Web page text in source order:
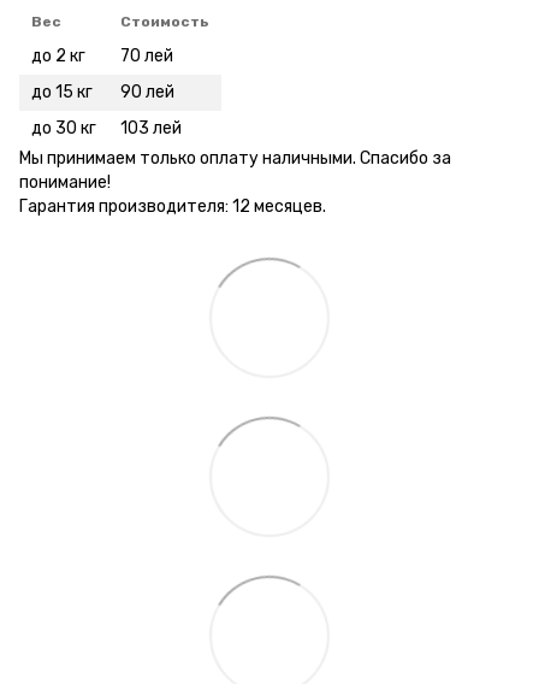
Вес Стоимость
до 2 кг
70 лей
до 15 кг
90 лей
до 30 кг
103 лей
Мы принимаем только оплату наличными. Спасибо за
понимание!
Гарантия производителя: 12 месяцев.